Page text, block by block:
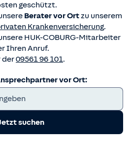
geschützt.
Berater vor Ortzu unserem
Krankenversicherung.
HUK-COBURG-Mitarbeiter
Ihren Anruf.
der09561 96 101.
vor Ort:
suchen